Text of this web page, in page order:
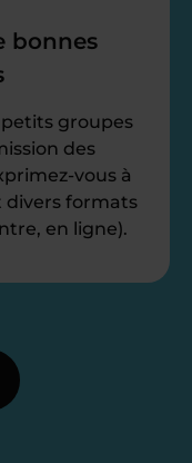
bonnes
groupes
des
vous à
divers formats
en ligne).